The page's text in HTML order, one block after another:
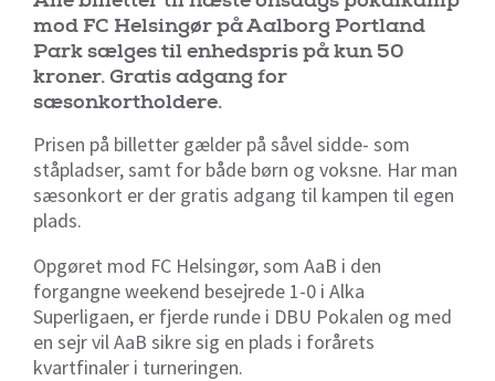
mod FC Helsingør på Aalborg Portland
Park sælges til enhedspris på kun 50
kroner. Gratis adgang for
sæsonkortholdere.
Prisen på billetter gælder på såvel sidde- som
ståpladser, samt for både børn og voksne. Har man
sæsonkort er der gratis adgang til kampen til egen
plads.
Opgøret mod FC Helsingør, som AaB i den
forgangne weekend besejrede 1-0 i Alka
Superligaen, er fjerde runde i DBU Pokalen og med
en sejr vil AaB sikre sig en plads i forårets
kvartfinaler i turneringen.